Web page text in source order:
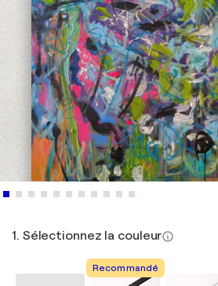
1. Sélectionnez la couleur
Recommandé